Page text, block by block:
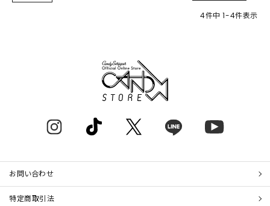
4件中 1-4件表示
お問い合わせ
特定商取引法